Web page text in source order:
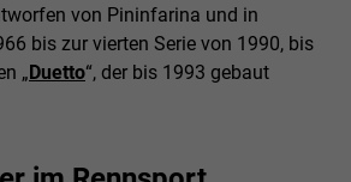
von Pininfarina und in
bis zur vierten Serie von 1990, bis
„Duetto“, der bis 1993 gebaut